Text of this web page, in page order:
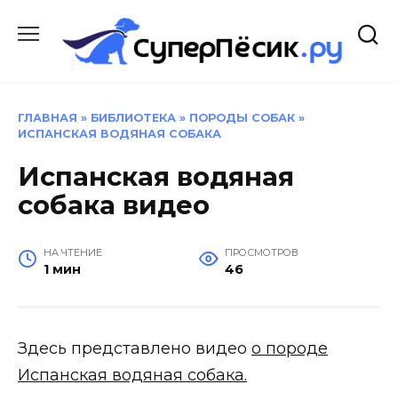
содержанию
ГЛАВНАЯ » БИБЛИОТЕКА » ПОРОДЫ СОБАК »
ИСПАНСКАЯ ВОДЯНАЯ СОБАКА
Испанская водяная
собака видео
НА ЧТЕНИЕ
1 мин
ПРОСМОТРОВ
46
Здесь представлено видео о породе
Испанская водяная собака.